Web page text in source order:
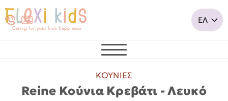
ΚΟΥΝΙΕΣ
Reine Κούνια Κρεβάτι - Λευκό